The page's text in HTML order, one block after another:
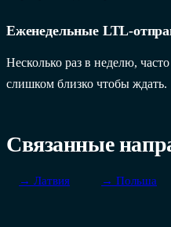
Еженедельные LTL-
Несколько раз в неделю,
слишком близко чтобы ждать.
Связанные
→ Латвия → Польша